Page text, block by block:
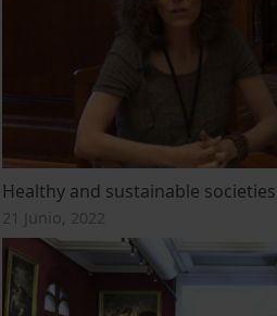
Healthy and sustainable
21 Junio, 2022